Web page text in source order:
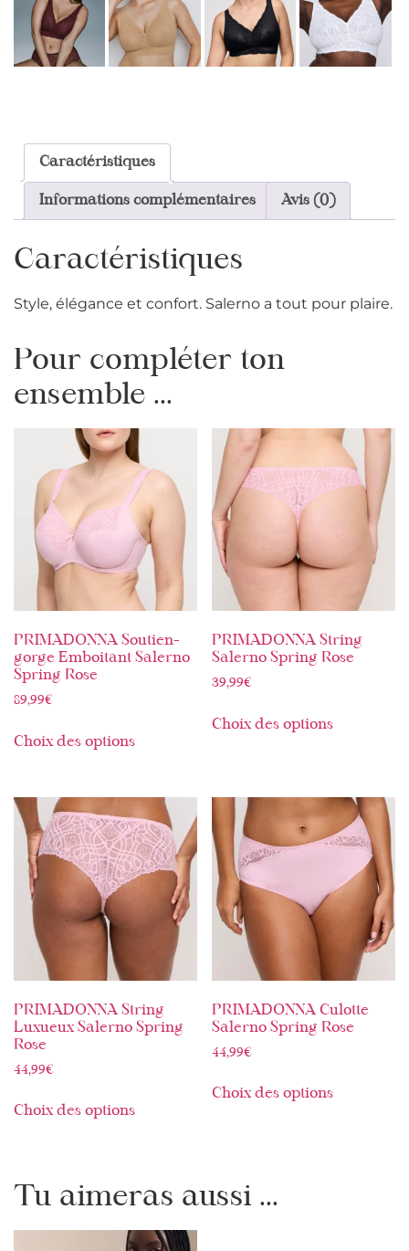
Caractéristiques
Informations complémentaires Avis (0)
Caractéristiques
Style, élégance et confort. Salerno a tout pour plaire.
Pour compléter ton
ensemble ...
PRIMADONNA Soutien-
gorge Emboitant Salerno
Spring Rose
89,99€
Choix des options
PRIMADONNA String
Salerno Spring Rose
39,99€
Choix des options
PRIMADONNA String
Luxueux Salerno Spring
Rose
44,99€
Choix des options
PRIMADONNA Culotte
Salerno Spring Rose
44,99€
Choix des options
Tu aimeras aussi ...